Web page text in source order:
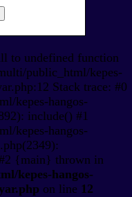
to undefined function
public_html/kepes-
Stack trace: #0
kepes-hangos-
include() #1
kepes-hangos-
{main} thrown in
kepes-hangos-
on line 12